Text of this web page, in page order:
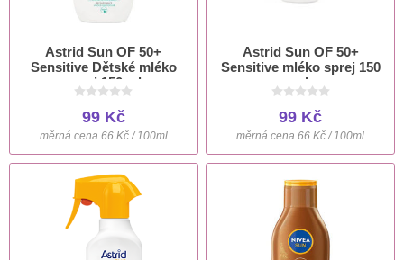
Astrid Sun OF 50+
Sensitive Dětské mléko
sprej 150 ml
99 Kč
měrná cena 66 Kč / 100ml
Astrid Sun OF 50+
Sensitive mléko sprej 150
ml
99 Kč
měrná cena 66 Kč / 100ml